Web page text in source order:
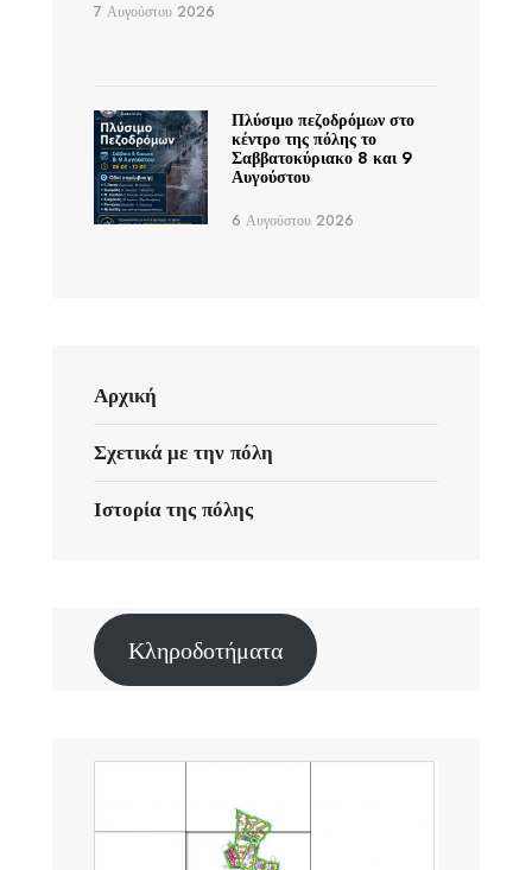
7 Αυγούστου 2026
Πλύσιμο πεζοδρόμων στο
κέντρο της πόλης το
Σαββατοκύριακο 8 και 9
Αυγούστου
6 Αυγούστου 2026
Αρχική
Σχετικά με την πόλη
Ιστορία της πόλης
Κληροδοτήματα